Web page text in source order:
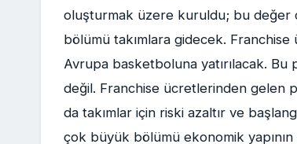
oluşturmak üzere kuruldu; bu değer
bölümü takımlara gidecek.
Avrupa basketboluna yatırılacak. Bu
değil. Franchise ücretlerinden gelen
da takımlar için riski azaltır ve
çok büyük bölümü ekonomik